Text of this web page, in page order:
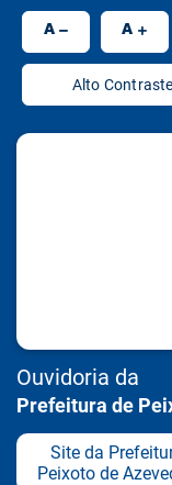
A A
Alto Contraste
Ouvidoria da
Prefeitura de
Site da
Peixoto de